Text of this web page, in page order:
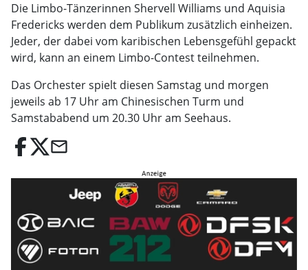
Die Limbo-Tänzerinnen Shervell Williams und Aquisia
Fredericks werden dem Publikum zusätzlich einheizen.
Jeder, der dabei vom karibischen Lebensgefühl gepackt
wird, kann an einem Limbo-Contest teilnehmen.
Das Orchester spielt diesen Samstag und morgen
jeweils ab 17 Uhr am Chinesischen Turm und
Samstababend um 20.30 Uhr am Seehaus.
email